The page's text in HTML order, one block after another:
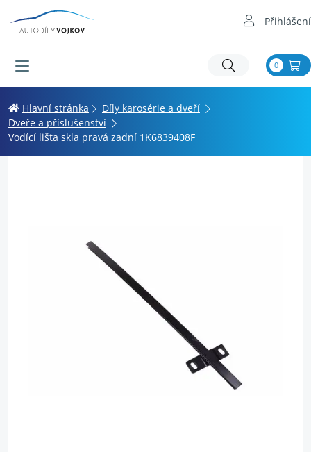
Přihlášení
0
Hlavní stránka
Díly karosérie a dveří
Dveře a příslušenství
Vodící lišta skla pravá zadní 1K6839408F